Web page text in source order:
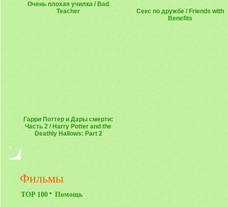
Очень плохая училка / Bad
Teacher
Секс по дружбе / Friends with
Benefits
Гарри Поттер и Дары смерти:
Часть 2 / Harry Potter and the
Deathly Hallows: Part 2
Фильмы
TOP 100 * Помощь